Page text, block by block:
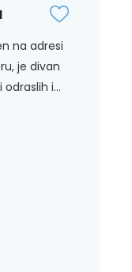
na adresi
je divan
i...